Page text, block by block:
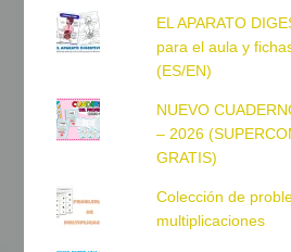
EL APARATO
para el aula y
(ES/EN)
NUEVO
– 2026
GRATIS)
Colección de
multiplicaciones